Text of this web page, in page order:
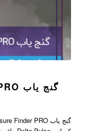
گنج یاب TREASURE FINDER PRO